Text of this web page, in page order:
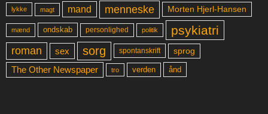
lykke magt mand menneske Morten Hjerl-Hansen
mænd ondskab personlighed politik psykiatri
roman sex sorg spontanskrift sprog
The Other Newspaper tro verden ånd